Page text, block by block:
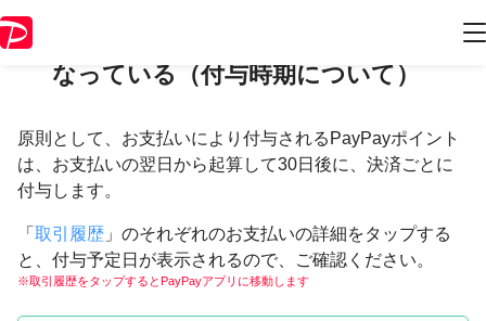
なっている（付与時期について）
原則として、お支払いにより付与されるPayPayポイント
は、お支払いの翌日から起算して30日後に、決済ごとに
付与します。
「 取引履歴 」のそれぞれのお支払いの詳細をタップする
と、付与予定日が表示されるので、ご確認ください。
※取引履歴をタップするとPayPayアプリに移動します